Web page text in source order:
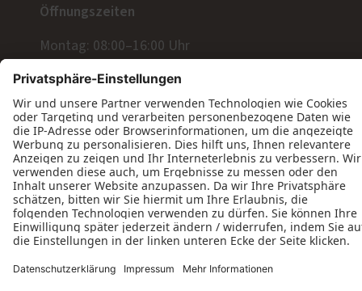
Öffnungszeiten
Montag: 08:00–16:00 Uhr
Mittwoch: 08:00–16:00 Uhr
Donnerstag: 08:00–16:00 Uhr
Freitag: 08:00–14:00 Uhr
Datenschutz Impressum
Kontakt